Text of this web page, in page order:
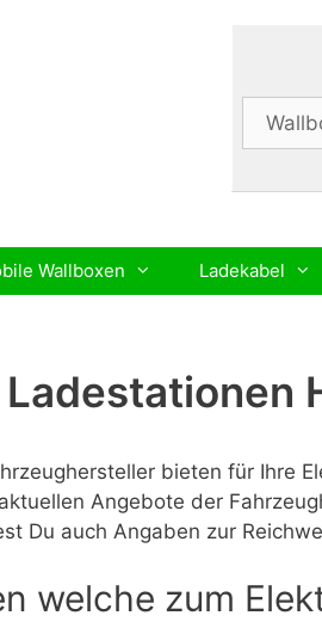
Wallboxen Ladekabel
bieten für Ihre
Angebote der
Du auch Angaben zur
welche zum